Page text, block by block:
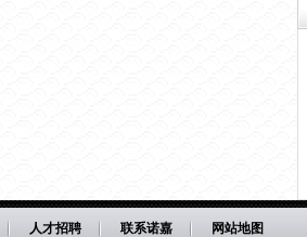
人才招聘 联系诺嘉 网站地图